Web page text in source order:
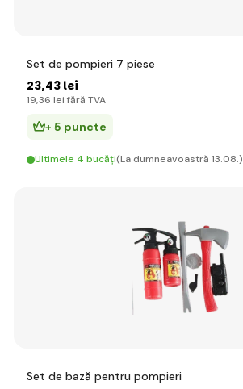
Set de pompieri 7 piese
23,43 lei
19,36 lei fără TVA
+ 5 puncte
Ultimele 4 bucăți(La dumneavoastră 13.08.)
Set de bază pentru pompieri